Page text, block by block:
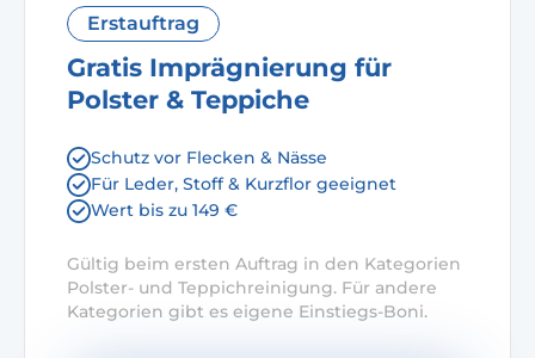
Erstauftrag
Gratis Imprägnierung für
Polster & Teppiche
Schutz vor Flecken & Nässe
Für Leder, Stoff & Kurzflor geeignet
Wert bis zu 149 €
Gültig beim ersten Auftrag in den Kategorien
Polster- und Teppichreinigung. Für andere
Kategorien gibt es eigene Einstiegs-Boni.